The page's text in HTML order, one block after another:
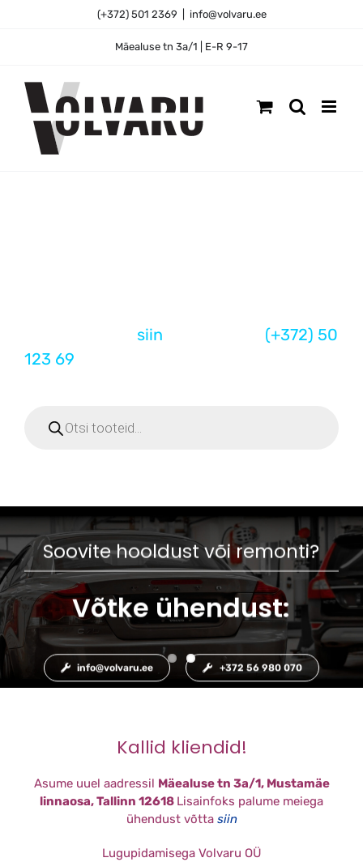
(+372) 501 2369 info@volvaru.ee
Mäealuse tn 3a/1 | E-R 9-17
siin
(+372) 50
123 69
search
Soovite hooldust või remonti?
Võtke ühendust:
info@volvaru.ee +372 56 980 070
Kallid kliendid!
Asume uuel aadressil Mäealuse tn 3a/1, Mustamäe
linnaosa, Tallinn 12618 Lisainfoks palume meiega
ühendust võtta siin
Lugupidamisega Volvaru OÜ